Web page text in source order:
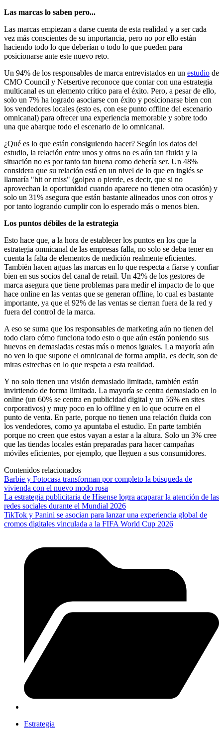
Las marcas lo saben pero...
Las marcas empiezan a darse cuenta de esta realidad y a ser cada
vez más conscientes de su importancia, pero no por ello están
haciendo todo lo que deberían o todo lo que pueden para
posicionarse ante este nuevo reto.
Un 94% de los responsables de marca entrevistados en un estudio de
CMO Council y Netsertive reconoce que contar con una estrategia
multicanal es un elemento crítico para el éxito. Pero, a pesar de ello,
solo un 7% ha logrado asociarse con éxito y posicionarse bien con
los vendedores locales (esto es, con ese punto offline del escenario
omnicanal) para ofrecer una experiencia memorable y sobre todo
una que abarque todo el escenario de lo omnicanal.
¿Qué es lo que están consiguiendo hacer? Según los datos del
estudio, la relación entre unos y otros no es aún tan fluida y la
situación no es por tanto tan buena como debería ser. Un 48%
considera que su relación está en un nivel de lo que en inglés se
llamaría "hit or miss" (golpea o pierde, es decir, que si no
aprovechan la oportunidad cuando aparece no tienen otra ocasión) y
solo un 31% asegura que están bastante alineados unos con otros y
por tanto logrando cumplir con lo esperado más o menos bien.
Los puntos débiles de la estrategia
Esto hace que, a la hora de establecer los puntos en los que la
estrategia omnicanal de las empresas falla, no solo se deba tener en
cuenta la falta de elementos de medición realmente eficientes.
También hacen aguas las marcas en lo que respecta a fiarse y confiar
bien en sus socios del canal de retail. Un 42% de los gestores de
marca asegura que tiene problemas para medir el impacto de lo que
hace online en las ventas que se generan offline, lo cual es bastante
importante, ya que el 92% de las ventas se cierran fuera de la red y
fuera del control de la marca.
A eso se suma que los responsables de marketing aún no tienen del
todo claro cómo funciona todo esto o que aún están poniendo sus
huevos en demasiadas cestas más o menos iguales. La mayoría aún
no ven lo que supone el omnicanal de forma amplia, es decir, son de
miras estrechas en lo que respeta a esta realidad.
Y no solo tienen una visión demasiado limitada, también están
invirtiendo de forma limitada. La mayoría se centra demasiado en lo
online (un 60% se centra en publicidad digital y un 56% en sites
corporativos) y muy poco en lo offline y en lo que ocurre en el
punto de venta. En parte, porque no tienen una relación fluida con
los vendedores, como ya apuntaba el estudio. En parte también
porque no creen que estos vayan a estar a la altura. Solo un 3% cree
que las tiendas locales están preparadas para hacer campañas
móviles eficientes, por ejemplo, que lleguen a sus consumidores.
Contenidos relacionados
Barbie y Fotocasa transforman por completo la búsqueda de
vivienda con el nuevo modo rosa
La estrategia publicitaria de Hisense logra acaparar la atención de las
redes sociales durante el Mundial 2026
TikTok y Panini se asocian para lanzar una experiencia global de
cromos digitales vinculada a la FIFA World Cup 2026
Estrategia